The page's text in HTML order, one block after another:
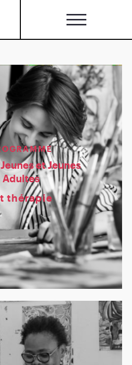
et Jeunes
Adultes
thérapie